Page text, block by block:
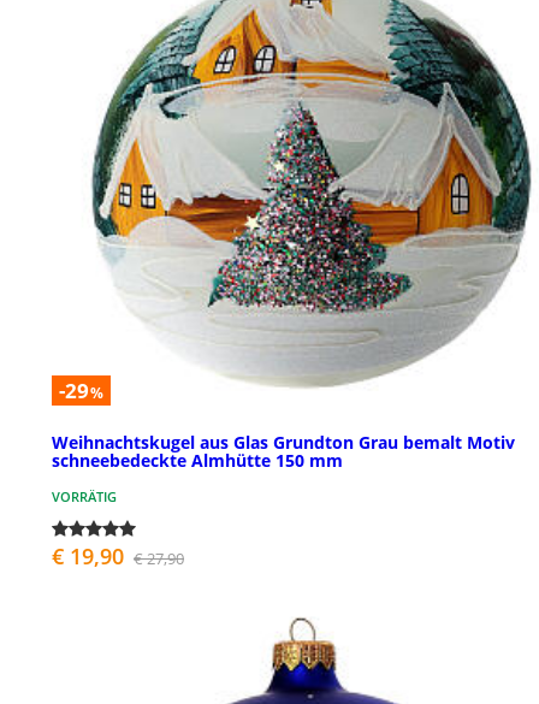
-29%
Weihnachtskugel aus Glas Grundton Grau bemalt Motiv
schneebedeckte Almhütte 150 mm
VORRÄTIG
€ 19,90 € 27,90